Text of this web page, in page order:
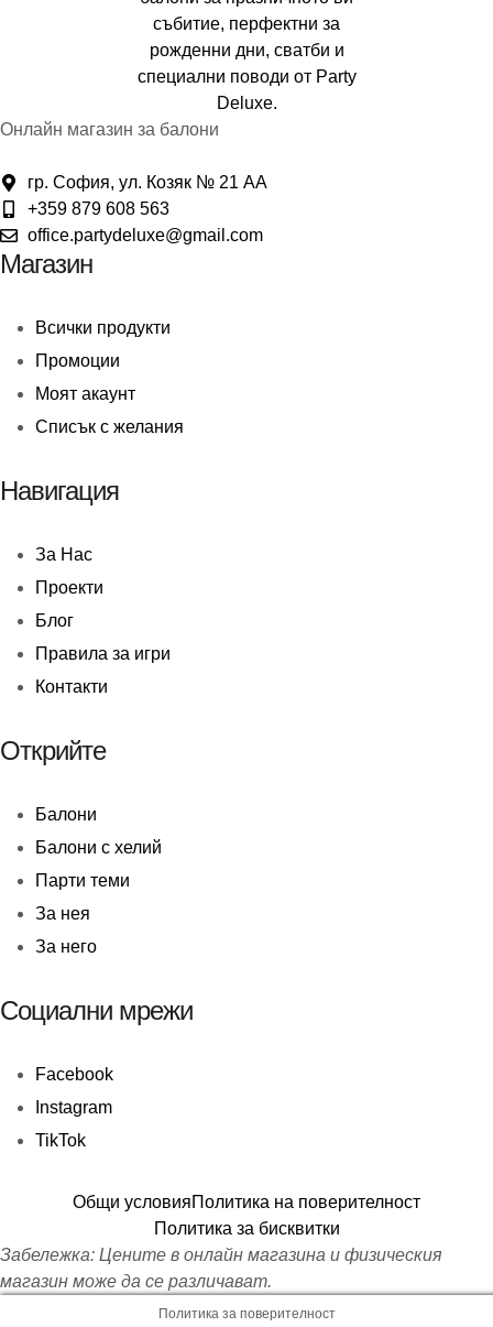
Онлайн магазин за балони
гр. София, ул. Козяк № 21 АА
+359 879 608 563
office.partydeluxe@gmail.com
Магазин
Всички продукти
Промоции
Моят акаунт
Списък с желания
Навигация
За Нас
Проекти
Блог
Правила за игри
Контакти
Открийте
Балони
Балони c хелий
Парти теми
За нея
За него
Социални мрежи
Facebook
Instagram
TikTok
Общи условияПолитика на поверителност
Политика за бисквитки
Забележка: Цените в онлайн магазина и физическия
магазин може да се различават.
Политика за поверителност